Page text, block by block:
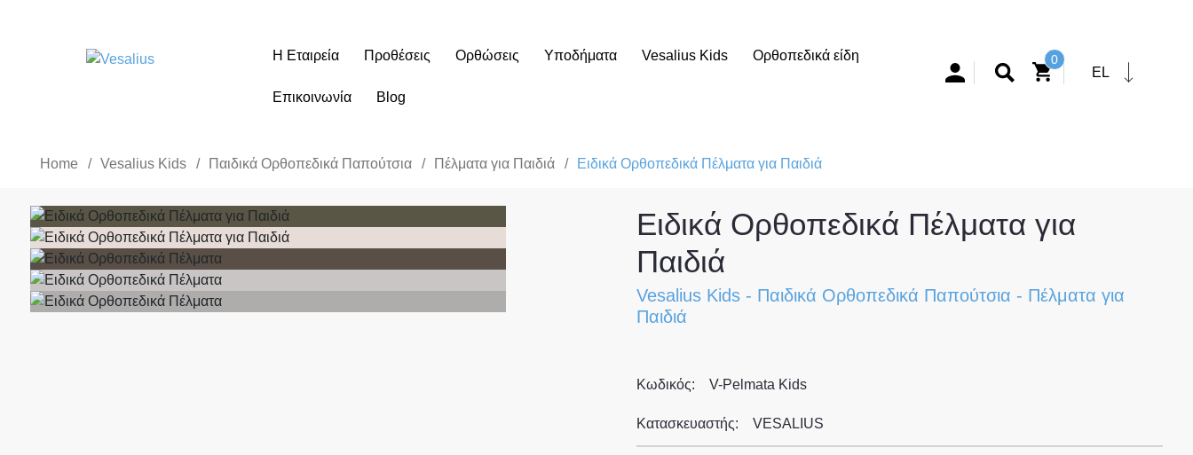
Η Εταιρεία Προθέσεις Ορθώσεις Υποδήματα Vesalius Kids Ορθοπεδικά είδη
Επικοινωνία Blog
0
EL
Home / Vesalius Kids / Παιδικά Ορθοπεδικά Παπούτσια / Πέλματα για Παιδιά / Ειδικά Ορθοπεδικά Πέλματα για Παιδιά
Ειδικά Ορθοπεδικά Πέλματα για
Παιδιά
Vesalius Kids- Παιδικά Ορθοπεδικά Παπούτσια - Πέλματα για
Παιδιά
Κωδικός: V-Pelmata Kids
Κατασκευαστής: VESALIUS